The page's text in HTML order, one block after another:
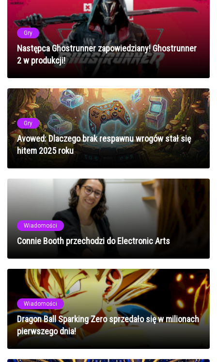
Gry
Następca Ghostrunner zapowiedziany! Ghostrunner
2 w produkcji!
Gry
Avowed: Dlaczego brak respawnu wrogów stał się
hitem 2025 roku
Wiadomości
Connie Booth przechodzi do Electronic Arts
Wiadomości
Dragon Ball Sparking Zero sprzedało się w milionach
pierwszego dnia!